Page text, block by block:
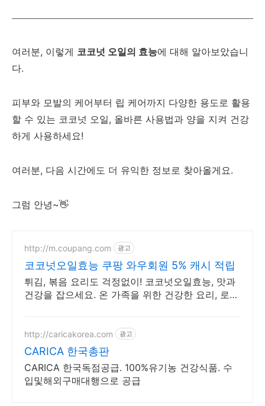
여러분, 이렇게 코코넛 오일의 효능에 대해 알아보았습니
다.
피부와 모발의 케어부터 립 케어까지 다양한 용도로 활용
할 수 있는 코코넛 오일, 올바른 사용법과 양을 지켜 건강
하게 사용하세요!
여러분, 다음 시간에도 더 유익한 정보로 찾아올게요.
그럼 안녕~👋
http://m.coupang.com 광고
코코넛오일효능 쿠팡 와우회원 5% 캐시 적립
튀김, 볶음 요리도 걱정없이! 코코넛오일효능, 맛과
건강을 잡으세요. 온 가족을 위한 건강한 요리, 로켓
http://caricakorea.com 광고
CARICA 한국총판
CARICA 한국독점공급. 100%유기농 건강식품. 수
입및해외구매대행으로 공급